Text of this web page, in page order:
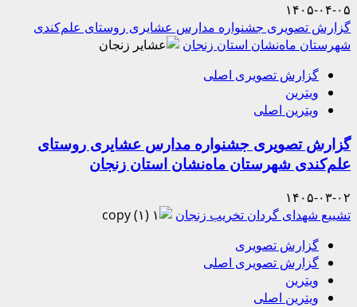
۱۴۰۵-۰۴-۰۵
گزارش تصویری جشنواره مدارس عشایری روستای علم‌کندی
شهرستان ماه‌نشان استان زنجان
گزارش تصویری اصلی
ویترین
ویترین اصلی
گزارش تصویری جشنواره مدارس عشایری روستای
علم‌کندی شهرستان ماه‌نشان استان زنجان
۱۴۰۵-۰۳-۰۲
تشییع شهدای گردان تخریب زنجان
گزارش تصویری
گزارش تصویری اصلی
ویترین
ویترین اصلی